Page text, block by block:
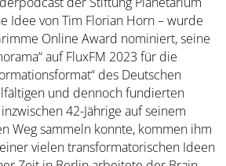
Idee von Tim Florian Horn – wurde
Online Award nominiert, seine
auf FluxFM 2023 für die
des Deutschen
und dennoch fundierten
42-Jährige auf seinem
Weg sammeln konnte, kommen ihm
vielen transformatorischen Ideen